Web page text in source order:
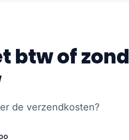
btw of
de verzendkosten?